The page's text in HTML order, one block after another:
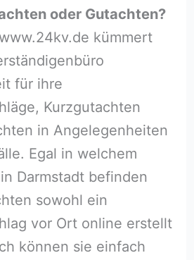
oder Gutachten?
kümmert
für ihre
Kurzgutachten
in Angelegenheiten
Egal in welchem
Darmstadt befinden
sowohl ein
vor Ort online erstellt
können sie einfach